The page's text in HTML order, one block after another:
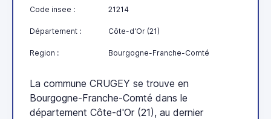
Code insee : 21214
Département : Côte-d'Or (21)
Region : Bourgogne-Franche-Comté
La commune CRUGEY se trouve en
Bourgogne-Franche-Comté dans le
département Côte-d'Or (21), au dernier